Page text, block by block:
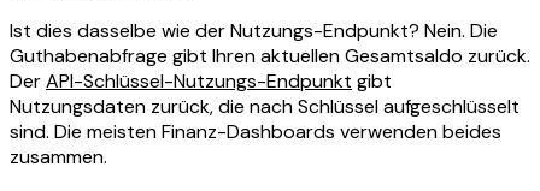
Ist dies dasselbe wie der Nutzungs-Endpunkt? Nein. Die
Guthabenabfrage gibt Ihren aktuellen Gesamtsaldo zurück.
DerAPI-Schlüssel-Nutzungs-Endpunkt gibt
Nutzungsdaten zurück, die nach Schlüssel aufgeschlüsselt
sind. Die meisten Finanz-Dashboards verwenden beides
zusammen.